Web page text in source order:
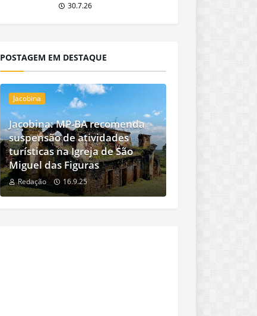
30.7.26
POSTAGEM EM DESTAQUE
Jacobina
Jacobina: MP-BA recomenda
suspensão de atividades
turísticas na Igreja de São
Miguel das Figuras
Redação 16.9.25